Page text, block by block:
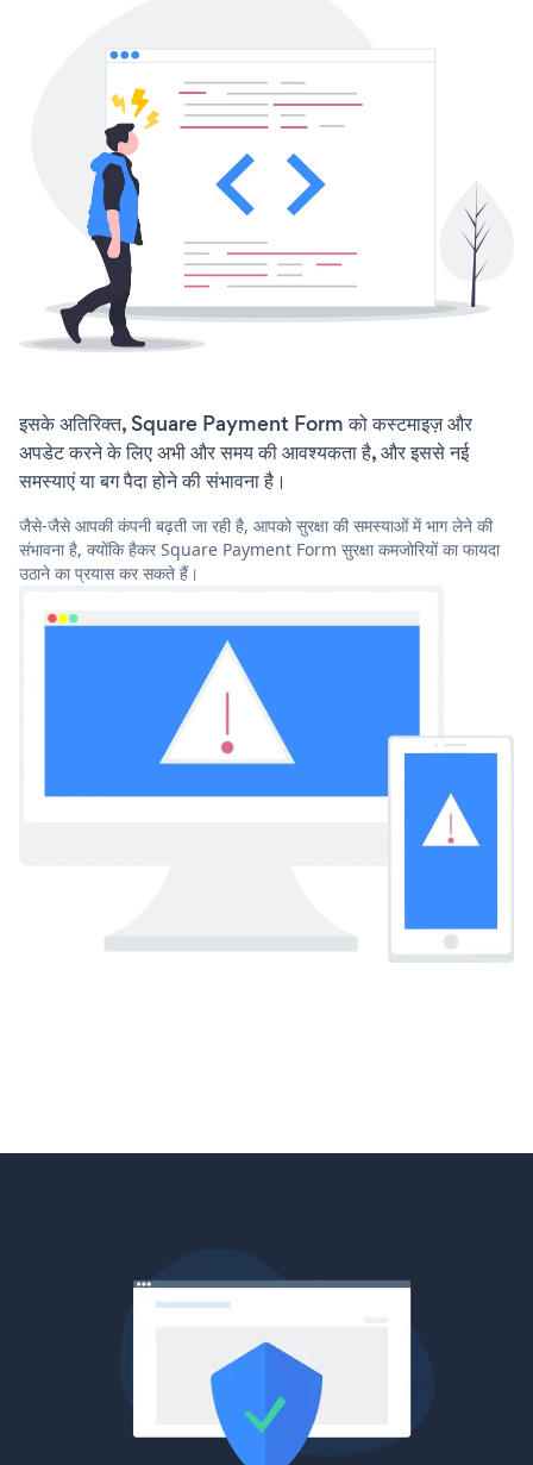
इसके अतिरिक्त, Square Payment Form को कस्टमाइज़ और
अपडेट करने के लिए अभी और समय की आवश्यकता है, और इससे नई
समस्याएं या बग पैदा होने की संभावना है।
जैसे-जैसे आपकी कंपनी बढ़ती जा रही है, आपको सुरक्षा की समस्याओं में भाग लेने की
संभावना है, क्योंकि हैकर Square Payment Form सुरक्षा कमजोरियों का फायदा
उठाने का प्रयास कर सकते हैं।